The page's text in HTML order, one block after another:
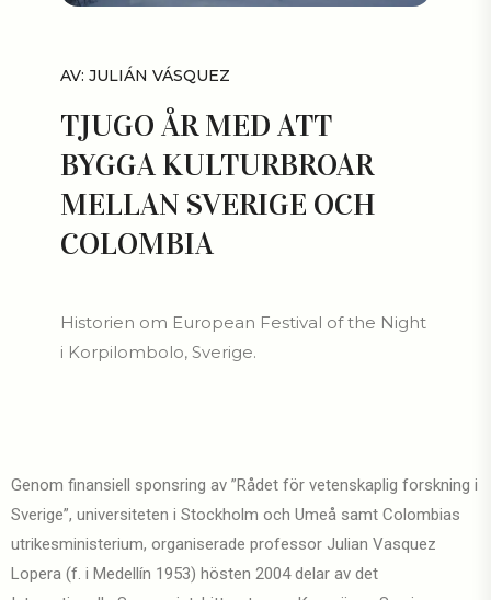
AV: JULIÁN VÁSQUEZ
TJUGO ÅR MED ATT
BYGGA KULTURBROAR
MELLAN SVERIGE OCH
COLOMBIA
Historien om European Festival of the Night
i Korpilombolo, Sverige.
Genom finansiell sponsring av ”Rådet för vetenskaplig forskning i
Sverige”, universiteten i Stockholm och Umeå samt Colombias
utrikesministerium, organiserade professor Julian Vasquez
Lopera (f. i Medellín 1953) hösten 2004 delar av det